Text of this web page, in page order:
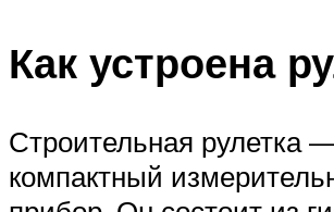
Как устроена
Строительная рулетка
компактный